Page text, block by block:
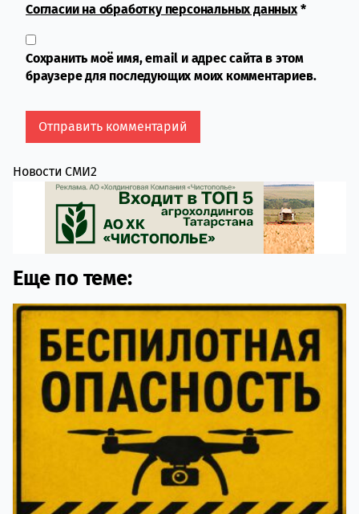
Согласии на обработку персональных данных*
Сохранить моё имя, email и адрес сайта в этом
браузере для последующих моих комментариев.
Новости СМИ2
Еще по теме: